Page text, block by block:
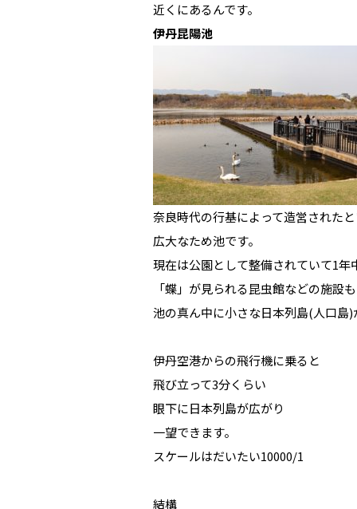
近くにあるんです。
伊丹昆陽池
奈良時代の行基によって造営された
広大なため池です。
現在は公園として整備されていて1年
「蝶」が見られる昆虫館などの施設
池の真ん中に小さな日本列島(人口島)
伊丹空港からの飛行機に乗ると
飛び立って3分くらい
眼下に日本列島が広がり
一望できます。
スケールはだいたい10000/1
結構